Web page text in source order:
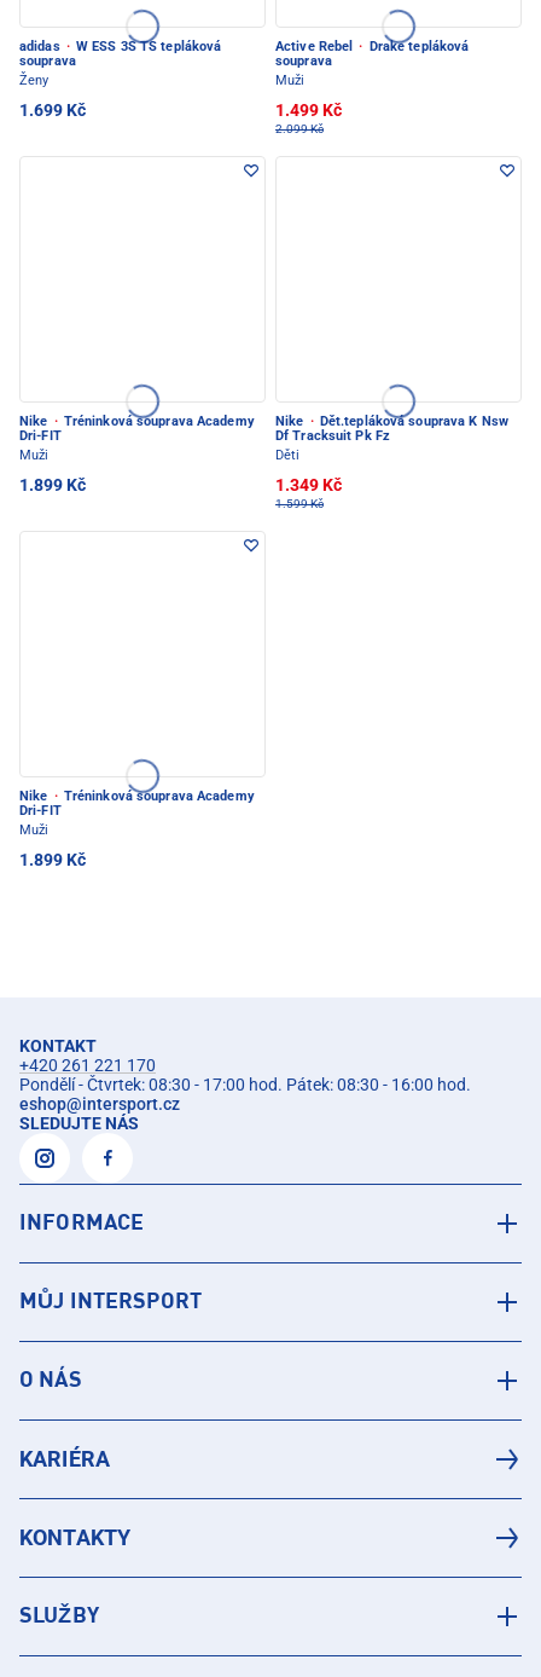
adidas · W ESS 3S TS tepláková
souprava
Ženy
1.699 Kč
Active Rebel ·
Drake tepláková
souprava
Muži
1.499 Kč
2.099 Kč
Nike · Tréninková souprava Academy
Dri-FIT
Muži
1.899 Kč
Nike · Dět.tepláková souprava K Nsw
Df Tracksuit Pk Fz
Děti
1.349 Kč
1.599 Kč
Nike · Tréninková souprava Academy
Dri-FIT
Muži
1.899 Kč
KONTAKT
+420 261 221 170
Pondělí - Čtvrtek: 08:30 - 17:00 hod. Pátek: 08:30 - 16:00 hod.
eshop@intersport.cz
SLEDUJTE NÁS
INFORMACE
MŮJ INTERSPORT
O NÁS
KARIÉRA
KONTAKTY
SLUŽBY